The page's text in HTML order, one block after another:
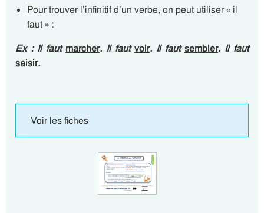
Pour trouver l’infinitif d’un verbe, on peut utiliser « il
faut » :
Ex : Il faut marcher. Il fautvoir. Il fautsembler. Il faut
saisir.
Voir les fiches